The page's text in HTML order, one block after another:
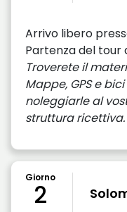
Arrivo libero
Partenza del tour
Troverete il
Mappe, GPS e
noleggiarle al
struttura ricettiva.
Giorno
2